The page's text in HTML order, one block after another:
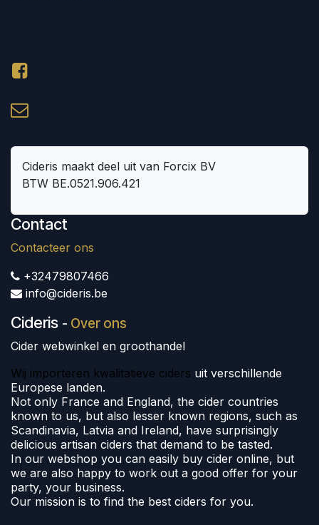
Cideris maakt deel uit van Forcix BV
BTW BE.0521.906.421
Contact
Contacteer ons
+32479807466
info@cideris.be
Cideris - Over ons
Cider webwinkel en groothandel
Wij importeren kwalitatieve ciders uit verschillende
Europese landen.
Not only France and England, the cider countries
known to us, but also lesser known regions, such as
Scandinavia, Latvia and Ireland, have surprisingly
delicious artisan ciders that demand to be tasted.
In our webshop you can easily buy cider online, but
we are also happy to work out a good offer for your
party, your business.
Our mission is to find the best ciders for you.